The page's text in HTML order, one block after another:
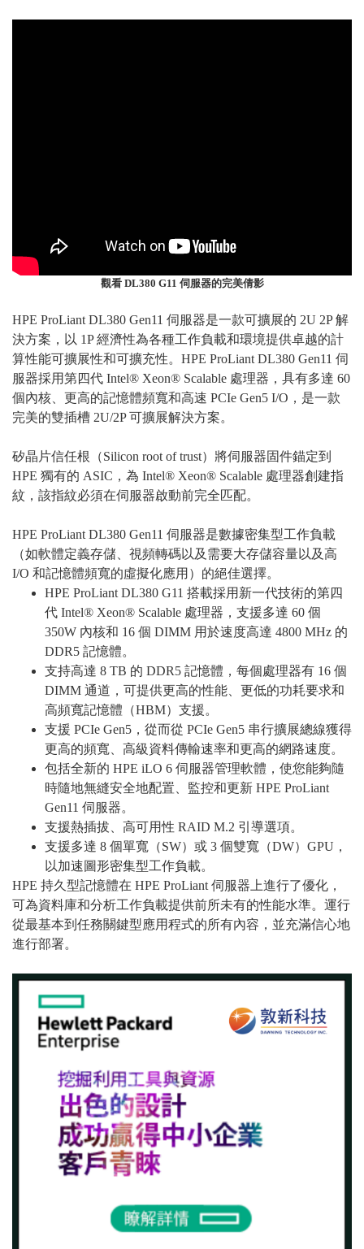
觀看 DL380 G11 伺服器的完美倩影
HPE ProLiant DL380 Gen11 伺服器是一款可擴展的 2U 2P 解
決方案，以 1P 經濟性為各種工作負載和環境提供卓越的計
算性能可擴展性和可擴充性。HPE ProLiant DL380 Gen11 伺
服器採用第四代 Intel® Xeon® Scalable 處理器，具有多達 60
個內核、更高的記憶體頻寬和高速 PCIe Gen5 I/O，是一款
完美的雙插槽 2U/2P 可擴展解決方案。
矽晶片信任根（Silicon root of trust）將伺服器固件錨定到
HPE 獨有的 ASIC，為 Intel® Xeon® Scalable 處理器創建指
紋，該指紋必須在伺服器啟動前完全匹配。
HPE ProLiant DL380 Gen11 伺服器是數據密集型工作負載
（如軟體定義存儲、視頻轉碼以及需要大存儲容量以及高
I/O 和記憶體頻寬的虛擬化應用）的絕佳選擇。
HPE ProLiant DL380 G11 搭載採用新一代技術的第四
代 Intel® Xeon® Scalable 處理器，支援多達 60 個
350W 內核和 16 個 DIMM 用於速度高達 4800 MHz 的
DDR5 記憶體。
支持高達 8 TB 的 DDR5 記憶體，每個處理器有 16 個
DIMM 通道，可提供更高的性能、更低的功耗要求和
高頻寬記憶體（HBM）支援。
支援 PCIe Gen5，從而從 PCIe Gen5 串行擴展總線獲得
更高的頻寬、高級資料傳輸速率和更高的網路速度。
包括全新的 HPE iLO 6 伺服器管理軟體，使您能夠隨
時隨地無縫安全地配置、監控和更新 HPE ProLiant
Gen11 伺服器。
支援熱插拔、高可用性 RAID M.2 引導選項。
支援多達 8 個單寬（SW）或 3 個雙寬（DW）GPU，
以加速圖形密集型工作負載。
HPE 持久型記憶體在 HPE ProLiant 伺服器上進行了優化，
可為資料庫和分析工作負載提供前所未有的性能水準。運行
從最基本到任務關鍵型應用程式的所有內容，並充滿信心地
進行部署。